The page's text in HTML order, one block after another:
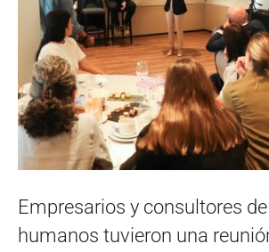
Empresarios y consultores
humanos tuvieron una